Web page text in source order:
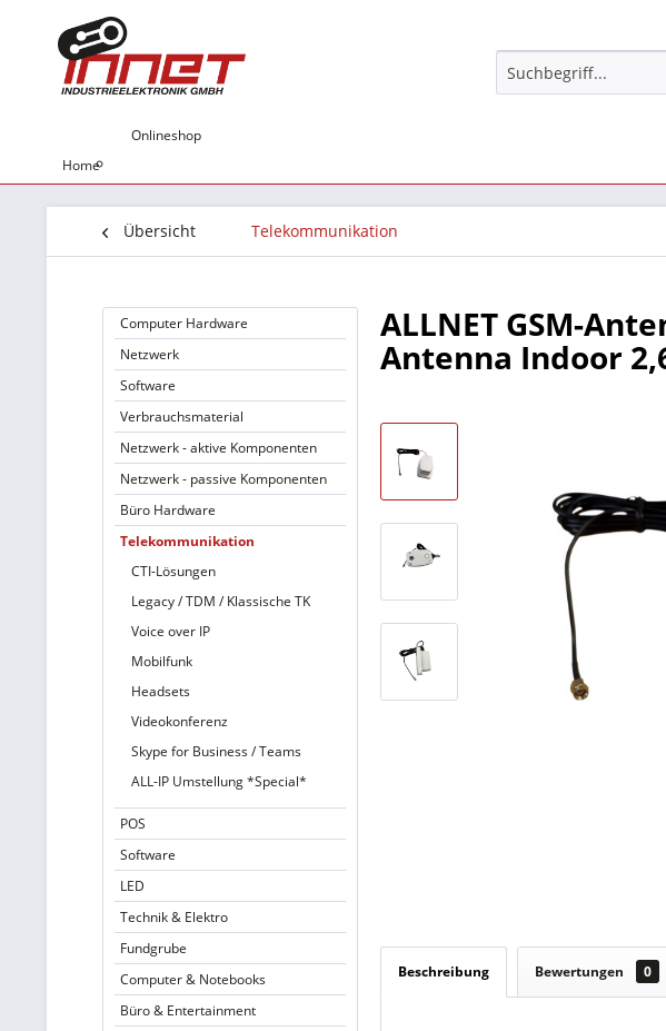
Home
Onlineshop
Übersicht Telekommunikation
Computer Hardware
Netzwerk
Software
Verbrauchsmaterial
Netzwerk - aktive Komponenten
Netzwerk - passive Komponenten
Büro Hardware
Telekommunikation
CTI-Lösungen
Legacy / TDM / Klassische TK
Voice over IP
Mobilfunk
Headsets
Videokonferenz
Skype for Business / Teams
ALL-IP Umstellung *Special*
POS
Software
LED
Technik & Elektro
Fundgrube
Computer & Notebooks
Büro & Entertainment
ALLNET GSM-
Antenna Indoor
Beschreibung Bewertungen 0